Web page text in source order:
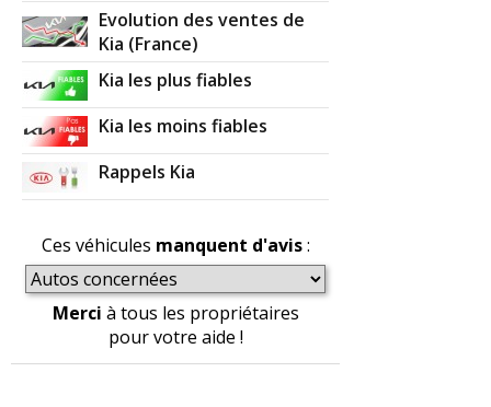
Evolution des ventes de
Kia (France)
Kia les plus fiables
Kia les moins fiables
Rappels Kia
Ces véhicules manquent d'avis:
Merci à tous les propriétaires
pour votre aide !